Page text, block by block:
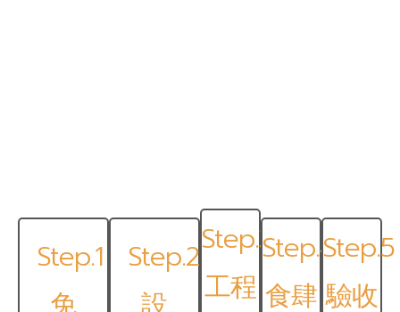
Step.1
Step.2Step.3
工程
Step.4
食肆
Step.5
驗收